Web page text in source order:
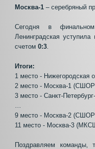
Москва-1 – серебряный
Сегодня в
Ленинградская
счетом 0:3
Итоги:
1 место - Нижегородская
2 место - Москва-1 (СШОР
3 место - Санкт-
9 место - Москва-2 (СШОР
11 место - Москва-3
Поздравляем команды,